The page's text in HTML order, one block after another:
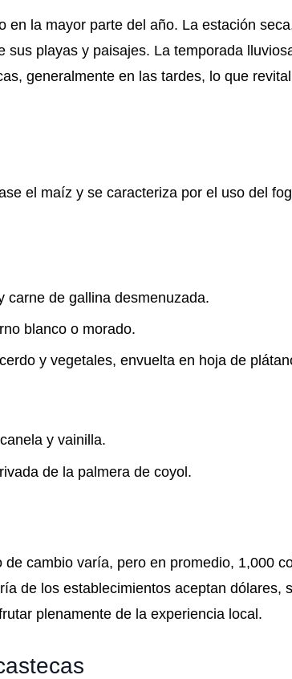
en la mayor parte del año. La estación
playas y paisajes. La temporada
generalmente en las tardes, lo que
el maíz y se caracteriza por el uso del
carne de gallina desmenuzada.
blanco o morado.
y vegetales, envuelta en hoja de
y vainilla.
de la palmera de coyol.
cambio varía, pero en promedio, 1,000
de los establecimientos aceptan dólares,
plenamente de la experiencia local.